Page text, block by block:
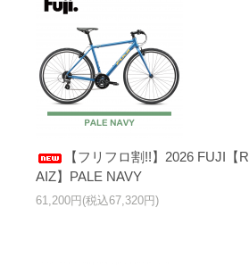
【フリフロ割!!】2026 FUJI【R
AIZ】PALE NAVY
61,200円(税込67,320円)